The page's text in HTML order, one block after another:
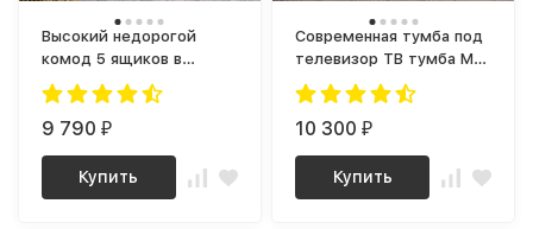
Высокий недорогой
комод 5 ящиков в
спальню Графит МК
700.5 (МП) МС мори
9 790₽
Купить
Современная тумба под
телевизор ТВ тумба МК
1200.3 (МП) Графит МС
мори
10 300₽
Купить